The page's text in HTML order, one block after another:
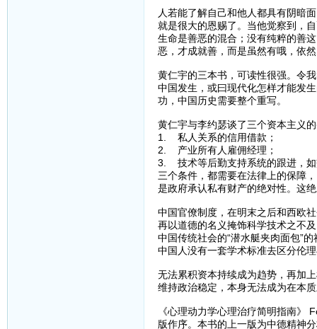
人若能了解自己和他人都具有阴暗
就是很大的恩赐了。当他觉察到，
生命是善恶的混合；没有纯粹的善
恶，才成就善，而是虽然有哦，依
黄仁宇的三本书，可读性很强。令
中国发生，或曰现代化怎样才能发
功，中国历史需要整个重写。
黄仁宇与李约瑟谈了三个资本主义
1. 私人关系的信用借款；
2. 产业所有人雇佣经理；
3. 技术等后勤支持系统的跟进，如
三个条件，都需要在法律上的保障
是政府承认私有财产的绝对性。这
中国官僚制度，在明末之后和西欧
再以道德的名义掩饰科学技术之不
中国传统社会的“潜水艇夹肉面包”
中国人没有一套学术标准去区分伦
无法累积资本持续成为趋势，再加
维持政治稳定，本身无法成为在本
《心理动力学心理治疗简明指南》
版作序。本书的上一版为中德精神